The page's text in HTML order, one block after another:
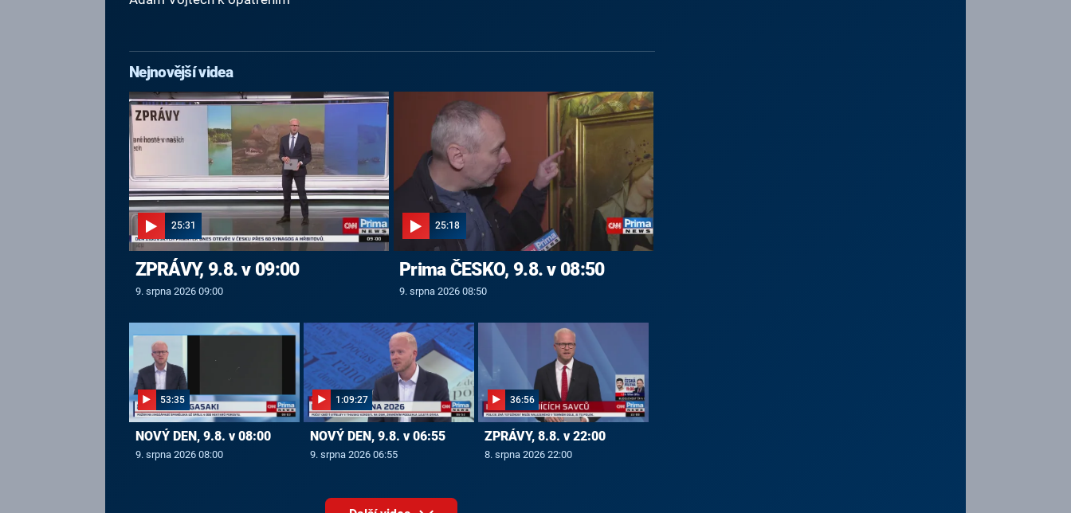
Nejnovější videa
25:31
ZPRÁVY, 9.8. v 09:00
9. srpna 2026 09:00
25:18
Prima ČESKO, 9.8. v 08:50
9. srpna 2026 08:50
53:35
NOVÝ DEN, 9.8. v 08:00
9. srpna 2026 08:00
1:09:27
NOVÝ DEN, 9.8. v 06:55
9. srpna 2026 06:55
36:56
ZPRÁVY, 8.8. v 22:00
8. srpna 2026 22:00